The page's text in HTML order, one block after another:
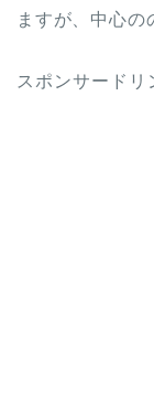
ますが、中心の
スポンサードリ